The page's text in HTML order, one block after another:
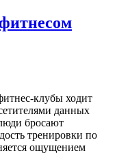
клубы ходит
данных
бросают
тренировки по
ощущением